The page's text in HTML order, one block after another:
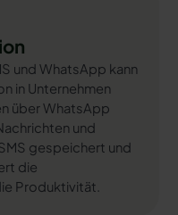
und WhatsApp kann
in Unternehmen
über WhatsApp
und
gespeichert und
die
Produktivität.